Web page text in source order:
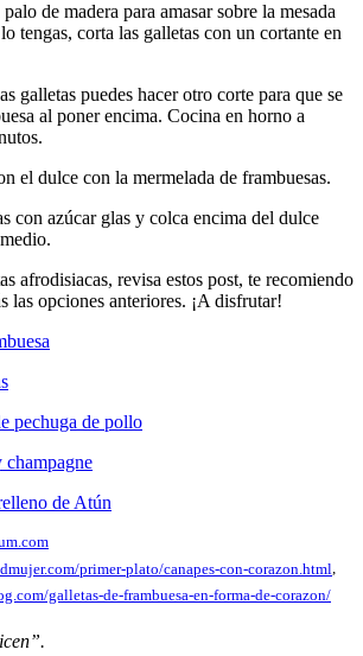
de madera para amasar sobre la mesada
tengas, corta las galletas con un cortante en
galletas puedes hacer otro corte para que se
al poner encima. Cocina en horno a
el dulce con la mermelada de frambuesas.
con azúcar glas y colca encima del dulce
afrodisiacas, revisa estos post, te recomiendo
las opciones anteriores. ¡A disfrutar!
pechuga de pollo
champagne
de Atún
primer-plato/canapes-con-corazon.html,
galletas-de-frambuesa-en-forma-de-corazon/